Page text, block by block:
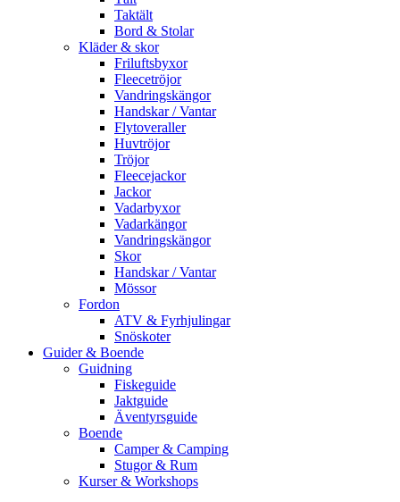
Taktält
Bord & Stolar
Kläder & skor
Friluftsbyxor
Fleecetröjor
Vandringskängor
Handskar / Vantar
Flytoveraller
Huvtröjor
Tröjor
Fleecejackor
Jackor
Vadarbyxor
Vadarkängor
Vandringskängor
Skor
Handskar / Vantar
Mössor
Fordon
ATV & Fyrhjulingar
Snöskoter
Guider & Boende
Guidning
Fiskeguide
Jaktguide
Äventyrsguide
Boende
Camper & Camping
Stugor & Rum
Kurser & Workshops